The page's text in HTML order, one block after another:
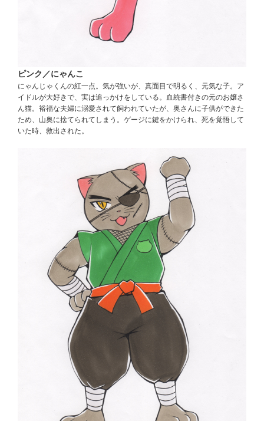
ピンク／にゃんこ
にゃんじゃくんの紅一点。気が強いが、真面目で明るく、元気な子。ア
イドルが大好きで、実は追っかけをしている。血統書付きの元のお嬢さ
ん猫。裕福な夫婦に溺愛されて飼われていたが、奥さんに子供ができた
ため、山奥に捨てられてしまう。ゲージに鍵をかけられ、死を覚悟して
いた時、救出された。